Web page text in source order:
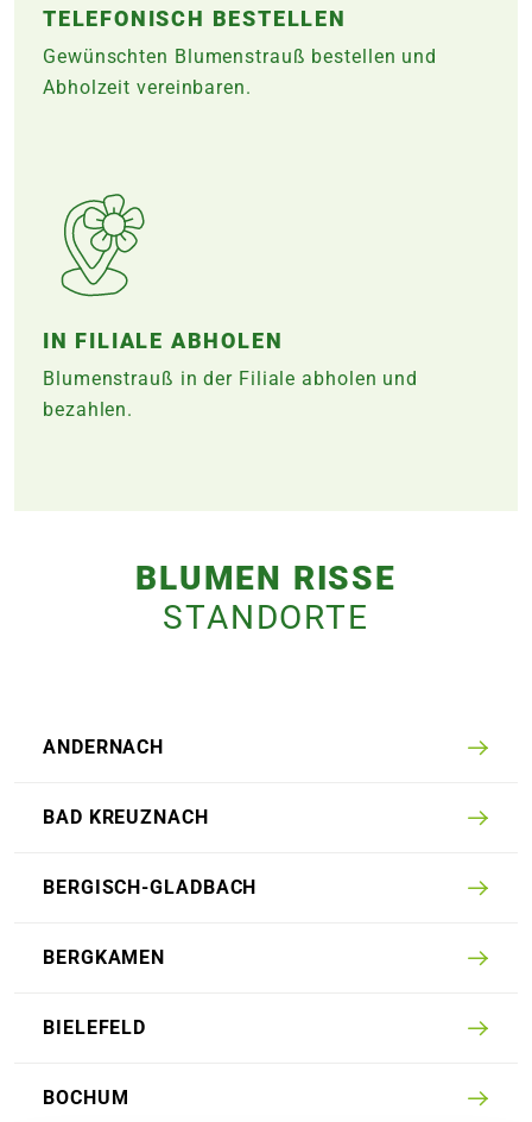
TELEFONISCH BESTELLEN
Gewünschten Blumenstrauß bestellen und
Abholzeit vereinbaren.
IN FILIALE ABHOLEN
Blumenstrauß in der Filiale abholen und
bezahlen.
BLUMEN RISSE
STANDORTE
ANDER­NACH
BAD KREUZ­NACH
BERGISCH-GLADBACH
BERGKAMEN
BIELE­FELD
BOCHUM